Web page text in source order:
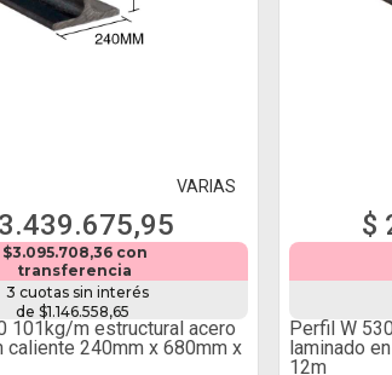
VARIAS
$3.095.708,36 con
transferencia
3 cuotas sin interés
de $1.146.558,65
101kg/m estructural acero
caliente 240mm x 680mm x
$
Perfil W
laminado
12m